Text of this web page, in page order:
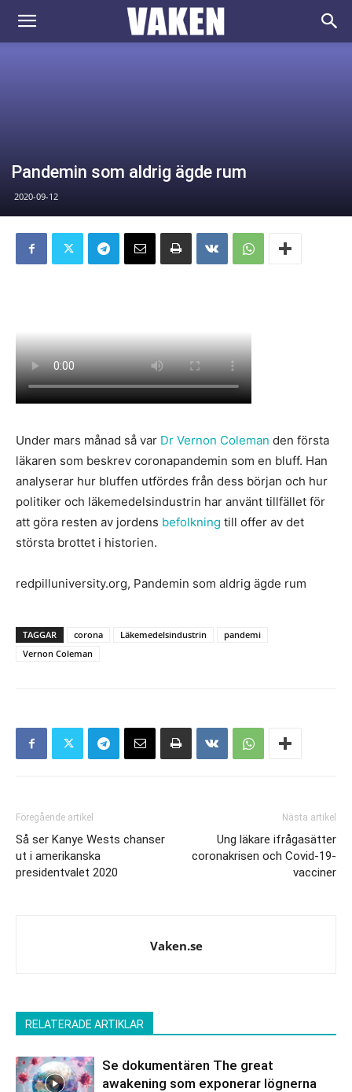
VAKEN.se
Pandemin som aldrig ägde rum
2020-09-12
Under mars månad så var Dr Vernon Coleman den första
läkaren som beskrev coronapandemin som en bluff. Han
analyserar hur bluffen utfördes från dess början och hur
politiker och läkemedelsindustrin har använt tillfället för
att göra resten av jordens befolkning till offer av det
största brottet i historien.
redpilluniversity.org, Pandemin som aldrig ägde rum
TAGGAR corona Läkemedelsindustrin
pandemi
Vernon Coleman
Föregående artikel
Så ser Kanye Wests chanser
ut i amerikanska
presidentvalet 2020
Nästa artikel
Ung läkare ifrågasätter
coronakrisen och Covid-19-
vacciner
Vaken.se
RELATERADE ARTIKLAR
Se dokumentären The great
awakening som exponerar lögnerna